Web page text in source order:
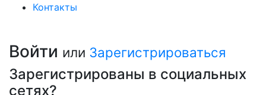
Контакты
Войти или Зарегистрироваться
Зарегистрированы в социальных
сетях?